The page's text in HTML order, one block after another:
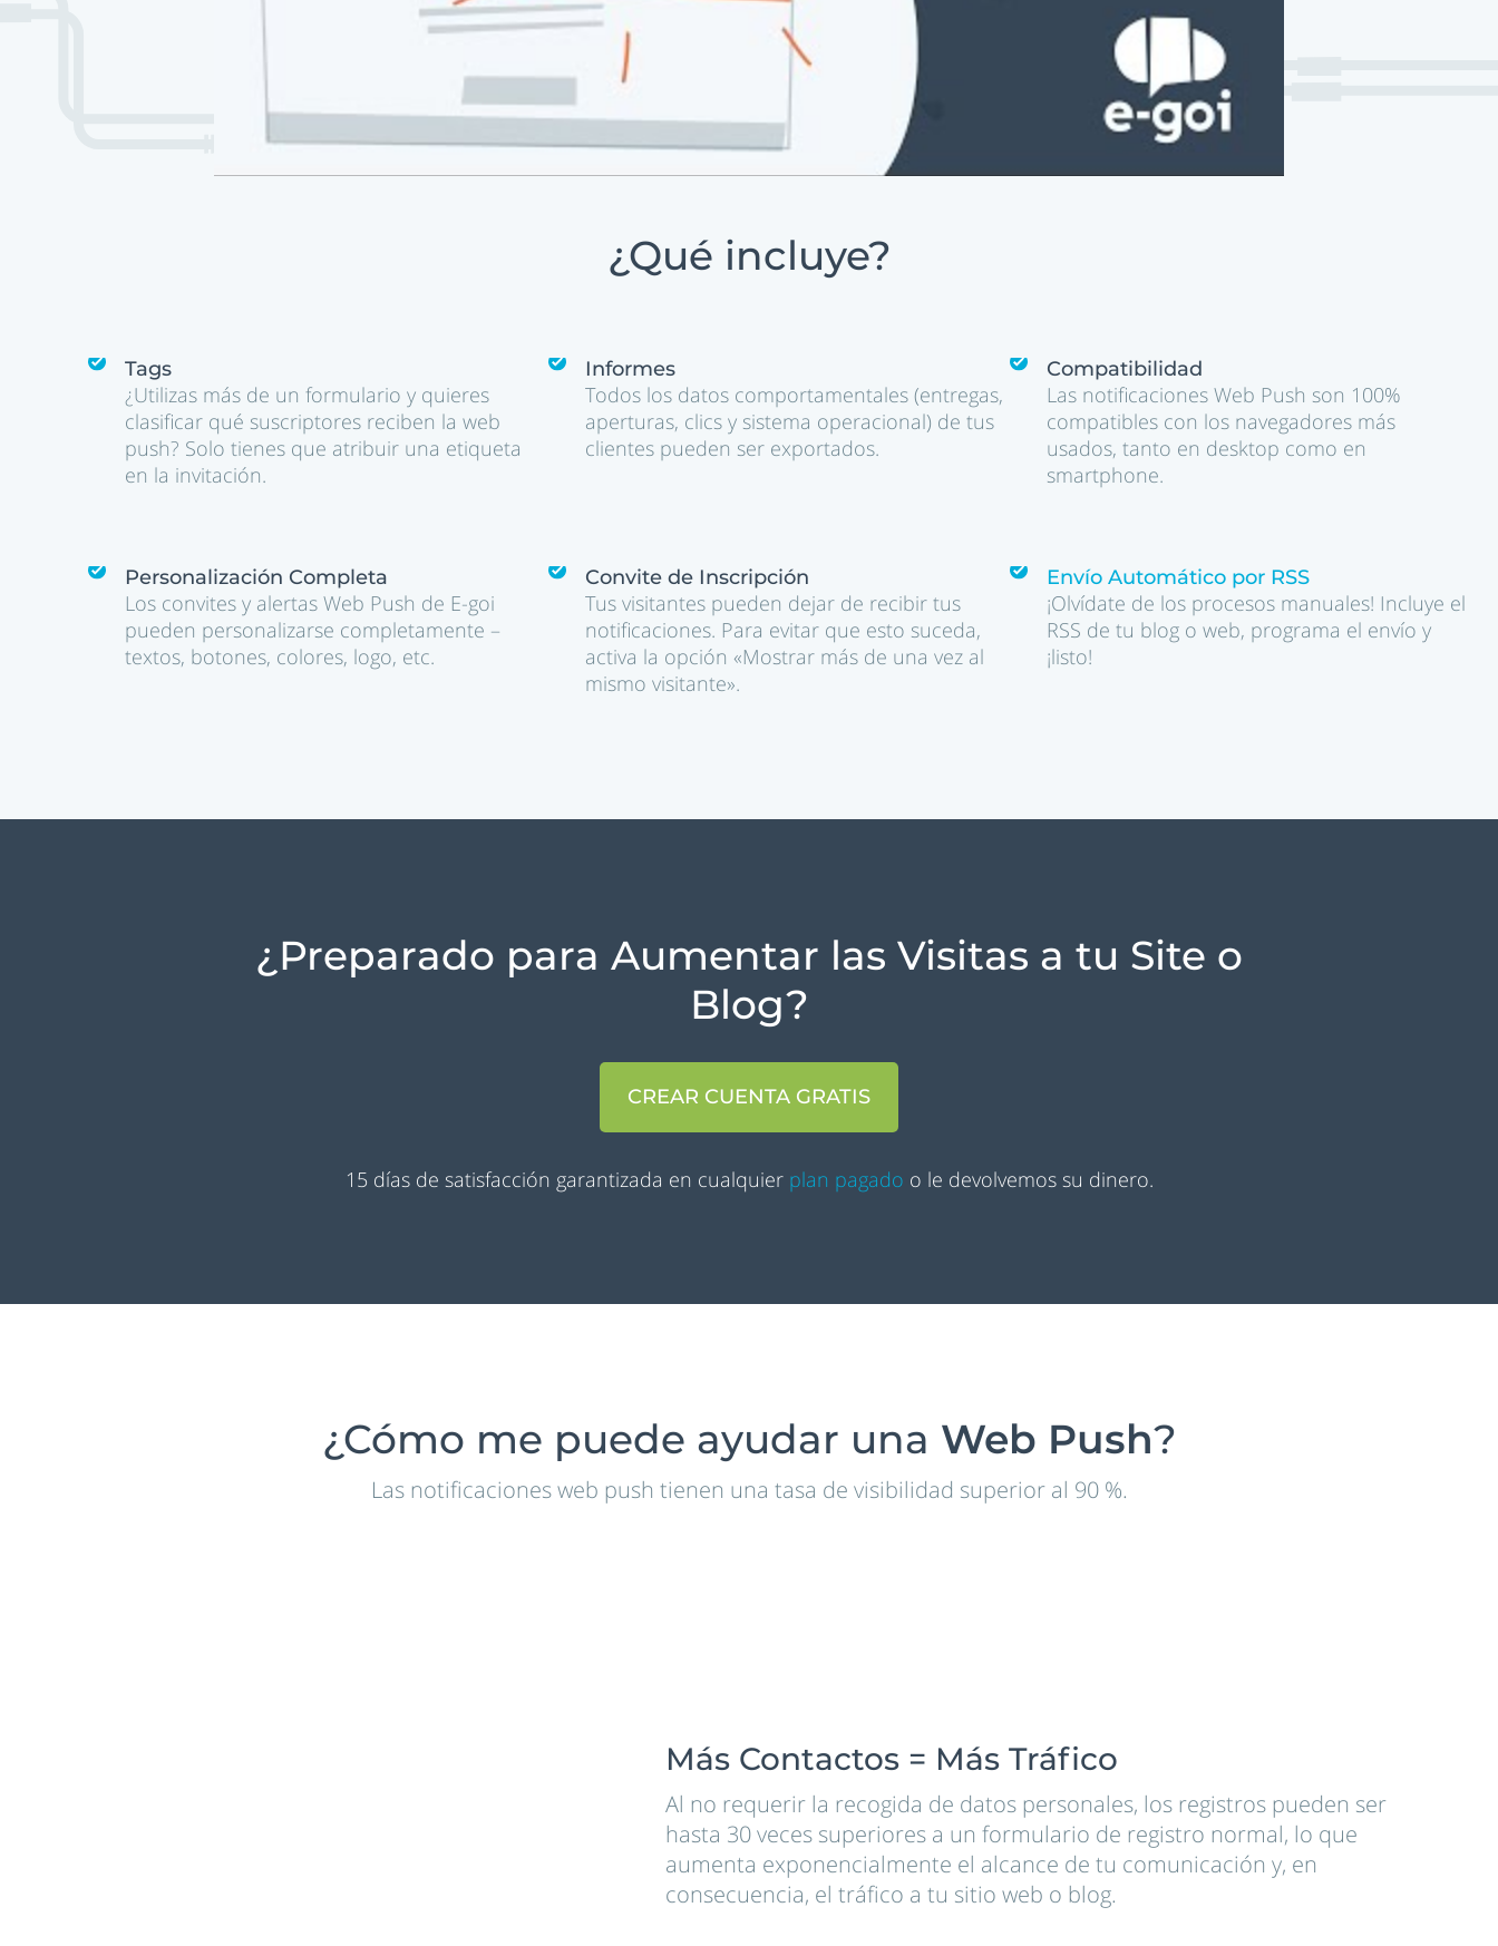
¿Qué incluye?
Tags
¿Utilizas más de un formulario y quieres
clasificar qué suscriptores reciben la web
push? Solo tienes que atribuir una etiqueta
en la invitación.
Informes
Todos los datos comportamentales (entregas,
aperturas, clics y sistema operacional) de tus
clientes pueden ser exportados.
Compatibilidad
Las notificaciones Web Push son 100%
compatibles con los navegadores más
usados, tanto en desktop como en
smartphone.
Personalización Completa
Los convites y alertas Web Push de E-goi
pueden personalizarse completamente –
textos, botones, colores, logo, etc.
Convite de Inscripción
Tus visitantes pueden dejar de recibir tus
notificaciones. Para evitar que esto suceda,
activa la opción «Mostrar más de una vez al
mismo visitante».
Envío Automático por RSS
¡Olvídate de los procesos manuales! Incluye el
RSS de tu blog o web, programa el envío y
¡listo!
¿Preparado para Aumentar las Visitas a tu Site o
Blog?
CREAR CUENTA GRATIS
15 días de satisfacción garantizada en cualquier plan pagado o le devolvemos su dinero.
¿Cómo me puede ayudar una Web Push?
Las notificaciones web push tienen una tasa de visibilidad superior al 90 %.
aumenta exponencialmente el alcance de tu comunicación y, en
consecuencia, el tráfico a tu sitio web o blog.